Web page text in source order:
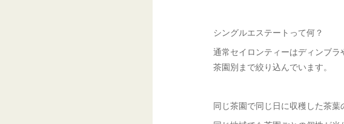
シングルエステートって何？
通常セイロンティーはディンブ
茶園別まで絞り込んでいます。
同じ茶園で同じ日に収穫した茶葉